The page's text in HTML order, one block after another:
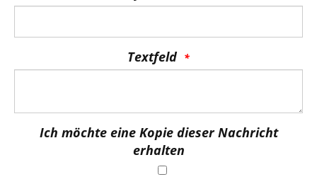
Textfeld
Ich möchte eine Kopie dieser Nachricht
erhalten